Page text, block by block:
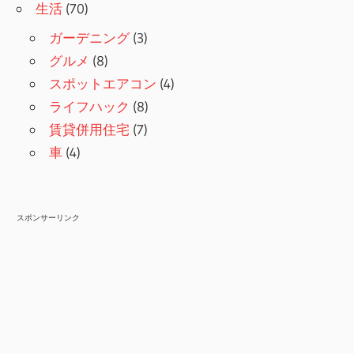
生活 (70)
ガーデニング(3)
グルメ (8)
スポットエアコン (4)
ライフハック (8)
賃貸併用住宅 (7)
車 (4)
スポンサーリンク